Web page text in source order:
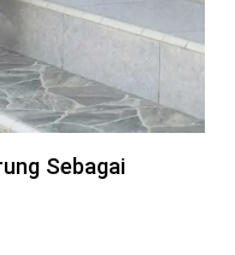
Sebagai